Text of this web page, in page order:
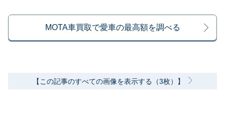
MOTA車買取で愛車の最高額を調べる
【この記事のすべての画像を表示する（3枚）】